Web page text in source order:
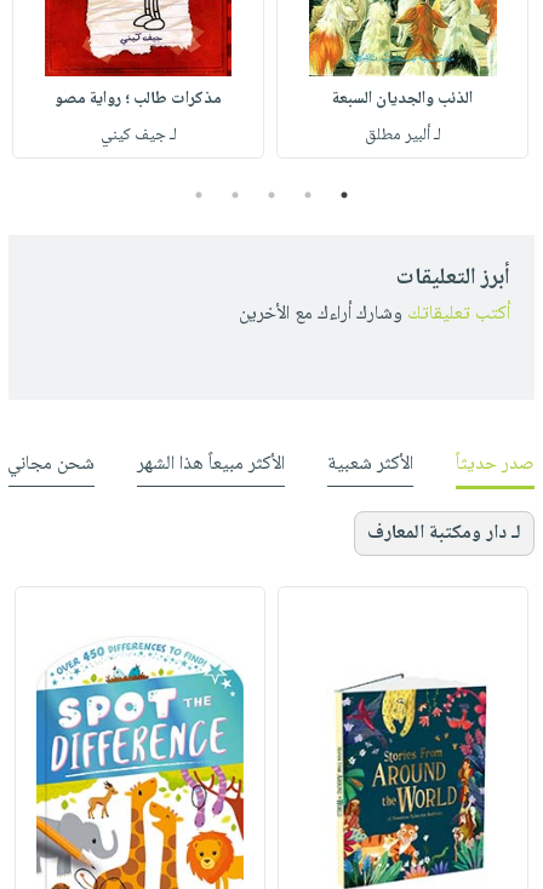
الذئب والجديان السبعة
لـ ألبير مطلق
مذكرات طالب ؛ رواية مصو
لـ جيف كيني
1
2
3
4
5
أبرز التعليقات
أكتب تعليقاتك وشارك أراءك مع الأخرين
صدر حديثاً الأكثر شعبية الأكثر مبيعاً هذا الشهر شحن مجاني
لـ دار ومكتبة المعارف